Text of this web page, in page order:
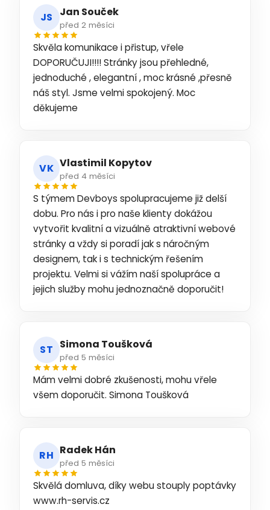
JS Jan Souček
před 2 měsíci
Skvěla komunikace i přistup, vřele
DOPORUČUJI!!!! Stránky jsou přehledné,
jednoduché , elegantní , moc krásné ,přesně
náš styl. Jsme velmi spokojený. Moc
děkujeme
VK Vlastimil Kopytov
před 4 měsíci
S týmem Devboys spolupracujeme již delší
dobu. Pro nás i pro naše klienty dokážou
vytvořit kvalitní a vizuálně atraktivní webové
stránky a vždy si poradí jak s náročným
designem, tak i s technickým řešením
projektu. Velmi si vážím naší spolupráce a
jejich služby mohu jednoznačně doporučit!
ST Simona Toušková
před 5 měsíci
Mám velmi dobré zkušenosti, mohu vřele
všem doporučit. Simona Toušková
RH Radek Hán
před 5 měsíci
Skvělá domluva, díky webu stouply poptávky
www.rh-servis.cz